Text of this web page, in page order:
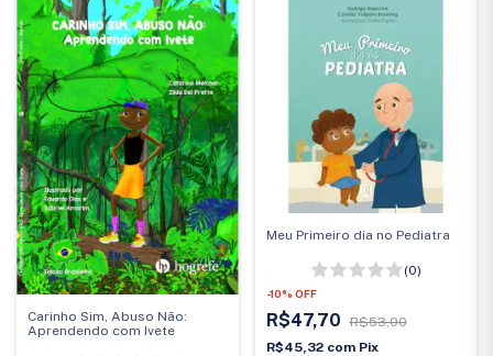
Carinho Sim, Abuso Não:
Aprendendo com Ivete
Meu Primeiro dia no Pediatra
(0)
-10% OFF
R$47,70
R$53,00
R$45,32 com Pix